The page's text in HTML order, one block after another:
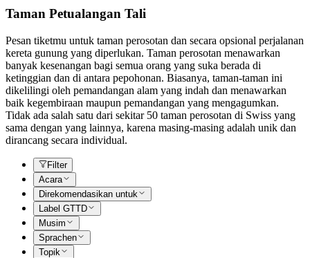
Taman Petualangan Tali
Pesan tiketmu untuk taman perosotan dan secara opsional perjalanan
kereta gunung yang diperlukan. Taman perosotan menawarkan
banyak kesenangan bagi semua orang yang suka berada di
ketinggian dan di antara pepohonan. Biasanya, taman-taman ini
dikelilingi oleh pemandangan alam yang indah dan menawarkan
baik kegembiraan maupun pemandangan yang mengagumkan.
Tidak ada salah satu dari sekitar 50 taman perosotan di Swiss yang
sama dengan yang lainnya, karena masing-masing adalah unik dan
dirancang secara individual.
Filter
Acara
Direkomendasikan untuk
Label GTTD
Musim
Sprachen
Topik